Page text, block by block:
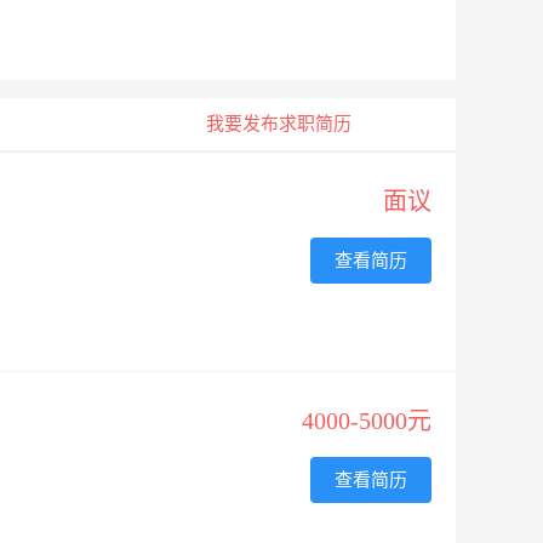
我要发布求职简历
面议
查看简历
4000-5000元
查看简历